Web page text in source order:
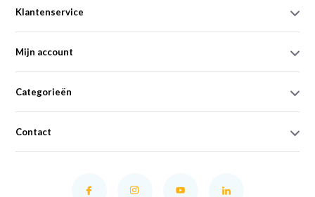
Klantenservice
Mijn account
Categorieën
Contact